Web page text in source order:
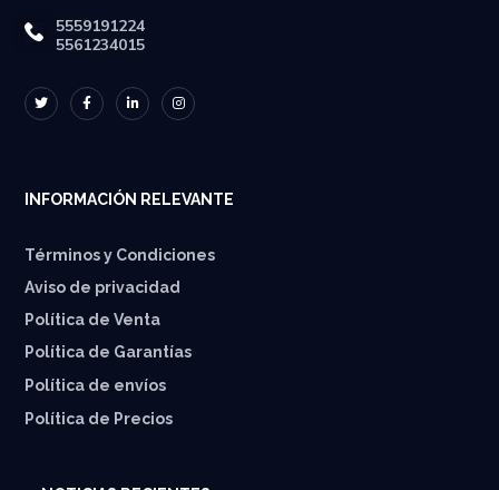
5559191224
5561234015
INFORMACIÓN RELEVANTE
Términos y Condiciones
Aviso de privacidad
Política de Venta
Política de Garantías
⁠Política de envíos
Política de Precios